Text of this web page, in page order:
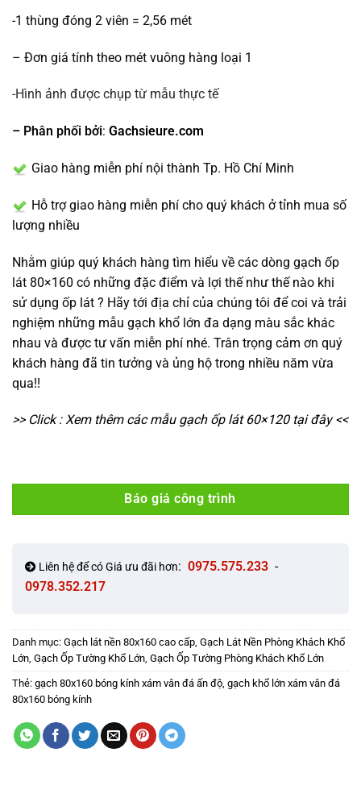
-1 thùng đóng 2 viên = 2,56 mét
– Đơn giá tính theo mét vuông hàng loại 1
-Hình ảnh được chụp từ mẫu thực tế
– Phân phối bởi: Gachsieure.com
Giao hàng miễn phí nội thành Tp. Hồ Chí Minh
Hỗ trợ giao hàng miễn phí cho quý khách ở tỉnh mua số
lượng nhiều
Nhằm giúp quý khách hàng tìm hiểu về các dòng gạch ốp
lát 80×160 có những đặc điểm và lợi thế như thế nào khi
sử dụng ốp lát ? Hãy tới địa chỉ của chúng tôi để coi và trải
nghiệm những mẫu gạch khổ lớn đa dạng màu sắc khác
nhau và được tư vấn miễn phí nhé. Trân trọng cảm ơn quý
khách hàng đã tin tưởng và ủng hộ trong nhiều năm vừa
qua!!
>> Click : Xem thêm các mẫu gạch ốp lát 60×120 tại đây <<
Báo giá công trình
Liên hệ để có Giá ưu đãi hơn: 0975.575.233-
0978.352.217
Danh mục: Gạch lát nền 80x160 cao cấp, Gạch Lát Nền Phòng Khách Khổ
Lớn, Gạch Ốp Tường Khổ Lớn, Gạch Ốp Tường Phòng Khách Khổ Lớn
Thẻ: gạch 80x160 bóng kính xám vân đá ấn độ, gạch khổ lớn xám vân đá
80x160 bóng kính